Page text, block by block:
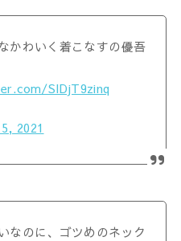
かわいく着こなすの優吾
SIDjT9zinq
2021
なのに、ゴツめのネック